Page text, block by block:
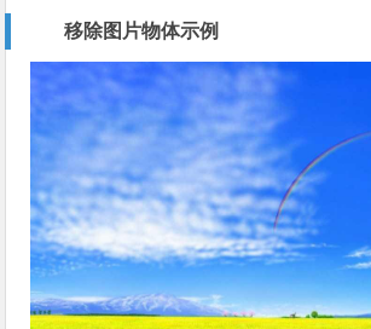
移除图片物体示例